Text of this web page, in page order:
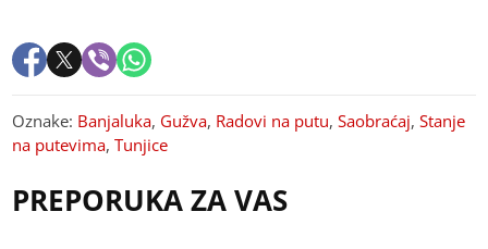
Oznake: Banjaluka, Gužva, Radovi na putu,Saobraćaj,Stanje
na putevima,Tunjice
PREPORUKA ZA VAS